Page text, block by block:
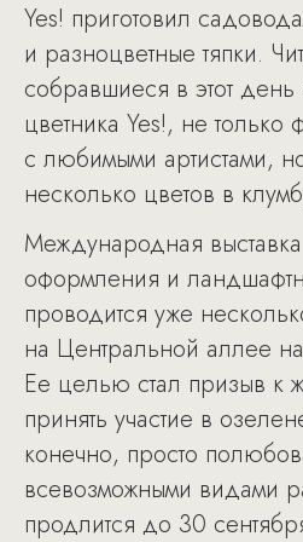
Yes! приготовил
и разноцветные тяпки.
собравшиеся в этот день
цветника Yes!, не только
с любимыми артистами,
несколько цветов в
Международная
оформления и
проводится уже
на Центральной аллее
Ее целью стал призыв к
принять участие в
конечно, просто
всевозможными видами
продлится до 30